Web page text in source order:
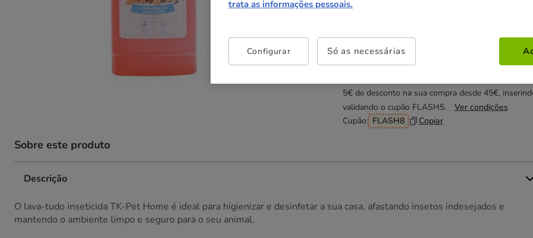
Entrega Grátis
Ver condições
Até - 8€! Obtenha 8€ de desconto na sua compra
5€ de desconto na sua compra desde 45€,
validando o cupão FLASH5.
Ver condições
Cupão: FLASH8 Copiar
Sobre este produto
Descrição
O lava-tudo inseticida TK-Pet Home é ideal para higienizar e desinfetar a sua casa, afastando insetos indesejados e
mantendo o ambiente limpo e seguro para o seu animal.
trata as informações pessoais.
Configurar Só as necessárias